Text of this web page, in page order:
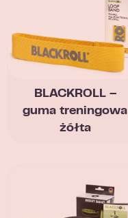
BLACKROLL –
guma treningowa
żółta